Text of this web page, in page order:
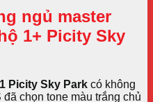
ngủ master
1+ Picity Sky
Picity Sky Park có không
chọn tone màu trắng chủ